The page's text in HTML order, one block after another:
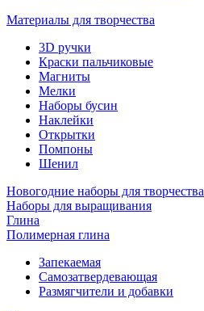
Материалы для творчества
3D ручки
Краски пальчиковые
Магниты
Мелки
Наборы бусин
Наклейки
Открытки
Помпоны
Шенил
Новогодние наборы для творчества
Наборы для выращивания
Глина
Полимерная глина
Запекаемая
Самозатвердевающая
Размягчители и добавки